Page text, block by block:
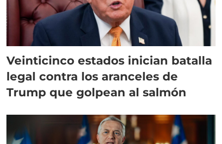
Veinticinco estados inician batalla
legal contra los aranceles de
Trump que golpean al salmón